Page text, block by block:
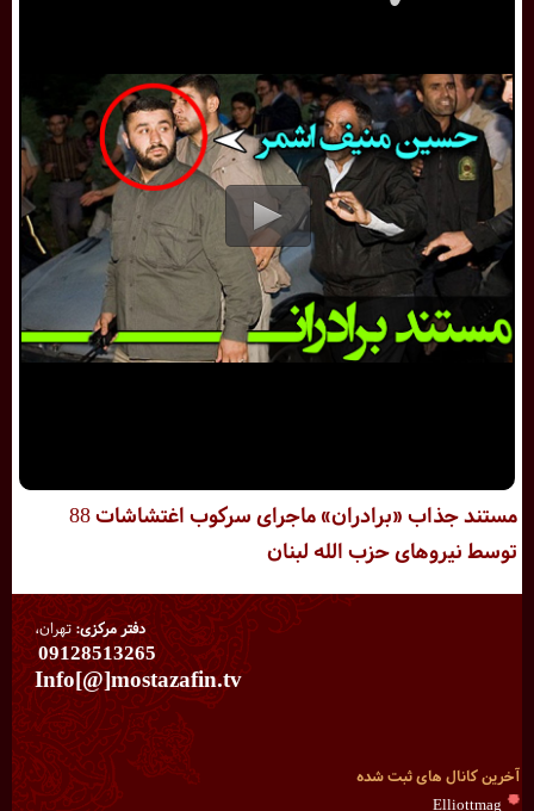
مستند جذاب «برادران» ماجرای سرکوب اغتشاشات 88
توسط نیروهای حزب الله لبنان
دفتر مرکزی:تهران،
09128513265
Info[@]mostazafin.tv
آخرین کانال های ثبت شده
Elliottmag